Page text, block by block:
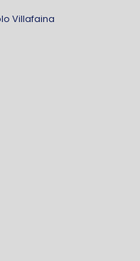
Villafaina